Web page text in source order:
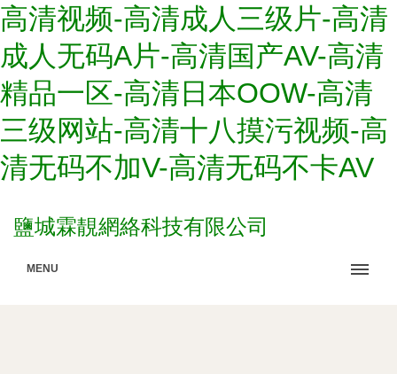
高清视频-高清成人三级片-高清
成人无码A片-高清国产AV-高清
精品一区-高清日本OOW-高清
三级网站-高清十八摸污视频-高
清无码不加V-高清无码不卡AV
鹽城霖靚網絡科技有限公司
MENU